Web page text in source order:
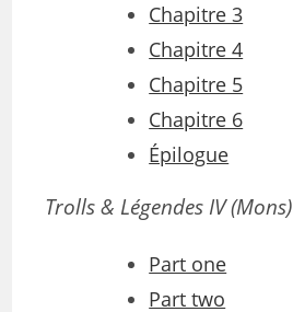
Chapitre 3
Chapitre 4
Chapitre 5
Chapitre 6
Épilogue
Trolls & Légendes IV (Mons)
Part one
Part two